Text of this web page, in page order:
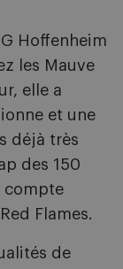
Hoffenheim
les Mauve
elle a
et une
déjà très
des 150
compte
Flames.
de